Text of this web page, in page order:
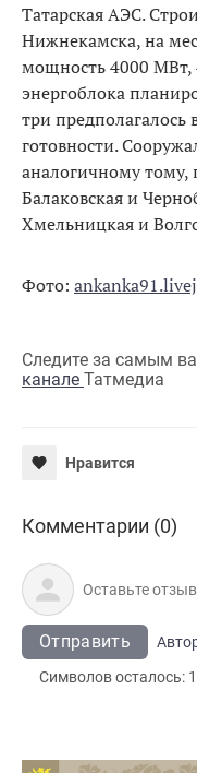
Татарская АЭС.
Нижнекамска, на
мощность 4000 МВт,
энергоблока
три предполагалось
готовности.
аналогичному
Балаковская и
Хмельницкая и
Фото:
Следите за самым
канале Татмедиа
Нравится
Комментарии (0)
Отправить
Символов осталось: